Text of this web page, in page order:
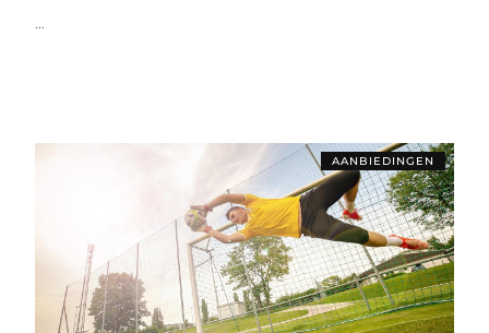
...
AANBIEDINGEN